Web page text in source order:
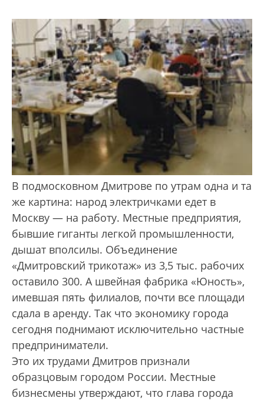
В подмосковном Дмитрове по утрам одна и та
же картина: народ элект­ричками едет в
Москву — на работу. Местные предприятия,
бывшие гиганты легкой промышленности,
дышат вполсилы. Объединение
«Дмитровский трикотаж» из 3,5 тыс. рабочих
оставило 300. А швейная фабрика «Юность»,
имевшая пять филиалов, почти все площади
сдала в аренду. Так что экономику города
сегодня поднимают исключительно частные
предприниматели.
Это их трудами Дмитров признали
образцовым городом России. Местные
бизнесмены утверждают, что глава города